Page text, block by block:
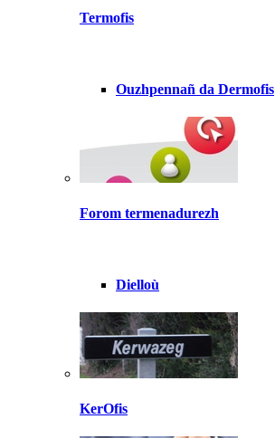
Termofis
Ouzhpennañ da Dermofis
Forom termenadurezh
Dielloù
KerOfis